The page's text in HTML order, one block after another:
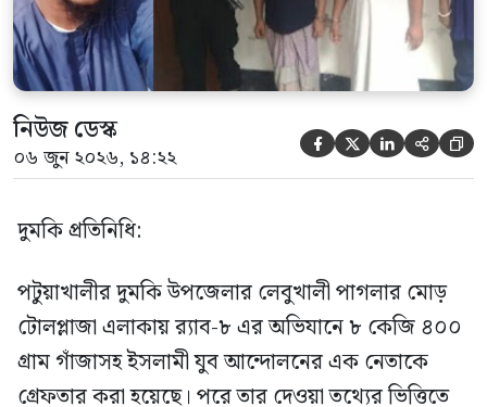
[…]
নিউজ ডেস্ক
০৬ জুন ২০২৬, ১৪:২২     
দুমকি প্রতিনিধি:
পটুয়াখালীর দুমকি উপজেলার লেবুখালী পাগলার মোড়
টোলপ্লাজা এলাকায় র‍্যাব-৮ এর অভিযানে ৮ কেজি ৪০০
গ্রাম গাঁজাসহ ইসলামী যুব আন্দোলনের এক নেতাকে
গ্রেফতার করা হয়েছে। পরে তার দেওয়া তথ্যের ভিত্তিতে